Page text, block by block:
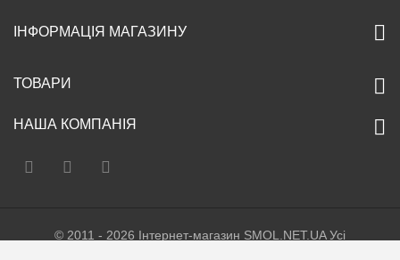
ІНФОРМАЦІЯ МАГАЗИНУ
ТОВАРИ
НАША КОМПАНІЯ
© 2011 - 2026 Інтернет-магазин SMOL.NET.UA Усі